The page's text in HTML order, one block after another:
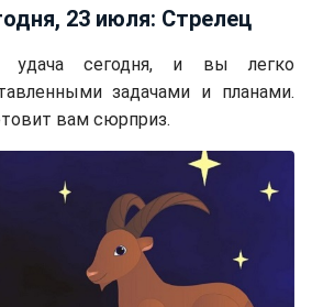
23 июля: Стрелец
удача сегодня, и вы легко
задачами и планами.
вам сюрприз.